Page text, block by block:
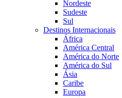
Nordeste
Sudeste
Sul
Destinos Internacionais
África
América Central
América do Norte
América do Sul
Ásia
Caribe
Europa